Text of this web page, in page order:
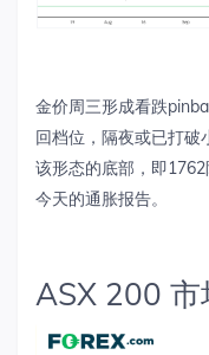
金价周三形成看跌
回档位，隔夜或已打破
该形态的底部，即1762
今天的通胀报告。
ASX 200 市